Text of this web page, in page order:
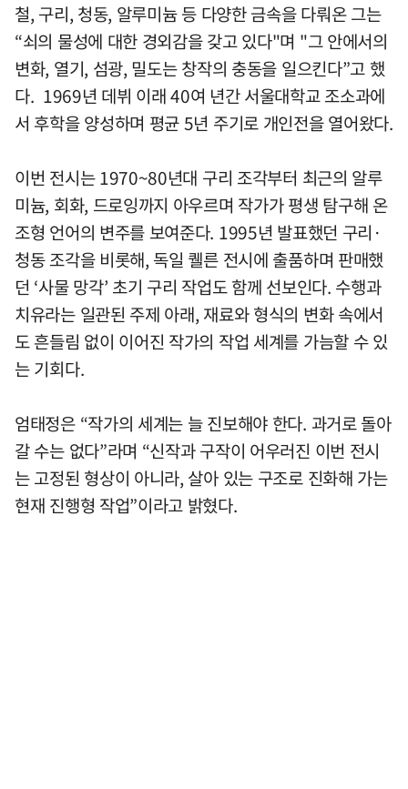
철, 구리, 청동, 알루미늄 등 다양한 금속을 다뤄온 그는
“쇠의 물성에 대한 경외감을 갖고 있다"며 "그 안에서의
변화, 열기, 섬광, 밀도는 창작의 충동을 일으킨다”고 했
다. 1969년 데뷔 이래 40여 년간 서울대학교 조소과에
서 후학을 양성하며 평균 5년 주기로 개인전을 열어왔다.
이번 전시는 1970~80년대 구리 조각부터 최근의 알루
미늄, 회화, 드로잉까지 아우르며 작가가 평생 탐구해 온
조형 언어의 변주를 보여준다. 1995년 발표했던 구리·
청동 조각을 비롯해, 독일 퀠른 전시에 출품하며 판매했
던 ‘사물 망각’ 초기 구리 작업도 함께 선보인다. 수행과
치유라는 일관된 주제 아래, 재료와 형식의 변화 속에서
도 흔들림 없이 이어진 작가의 작업 세계를 가늠할 수 있
는 기회다.
엄태정은 “작가의 세계는 늘 진보해야 한다. 과거로 돌아
갈 수는 없다”라며 “신작과 구작이 어우러진 이번 전시
는 고정된 형상이 아니라, 살아 있는 구조로 진화해 가는
현재 진행형 작업”이라고 밝혔다.